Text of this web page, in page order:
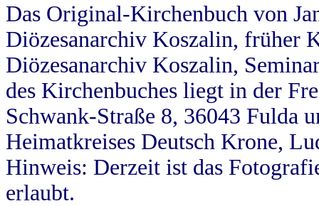
Das Original-Kirchenbuch von
Diözesanarchiv Koszalin, früher
Diözesanarchiv Koszalin,
des Kirchenbuches liegt in der
Schwank-Straße 8, 36043 Fulda
Heimatkreises Deutsch Krone,
Hinweis: Derzeit ist das
erlaubt.